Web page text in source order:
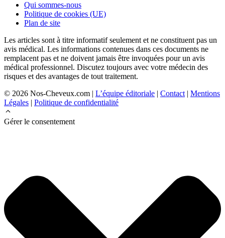
Qui sommes-nous
Politique de cookies (UE)
Plan de site
Les articles sont à titre informatif seulement et ne constituent pas un
avis médical. Les informations contenues dans ces documents ne
remplacent pas et ne doivent jamais être invoquées pour un avis
médical professionnel. Discutez toujours avec votre médecin des
risques et des avantages de tout traitement.
© 2026 Nos-Cheveux.com | L’équipe éditoriale | Contact | Mentions
Légales | Politique de confidentialité
Gérer le consentement